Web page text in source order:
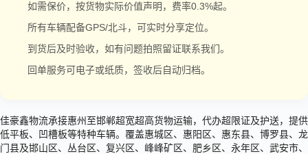
如需保价，按货物实际价值声明，费率0.3%起。
所有车辆配备GPS/北斗，可实时分享定位。
到货后及时验收，如有问题拍照留证联系我们。
回单服务可电子或纸质，签收后自动归档。
佳豪鑫物流承接惠州至邯郸超宽超高货物运输，代办超限证及护送，提供
低平板、凹槽板等特种车辆。覆盖惠城区、惠阳区、惠东县、博罗县、龙
门县及邯山区、丛台区、复兴区、峰峰矿区、肥乡区、永年区、武安市、